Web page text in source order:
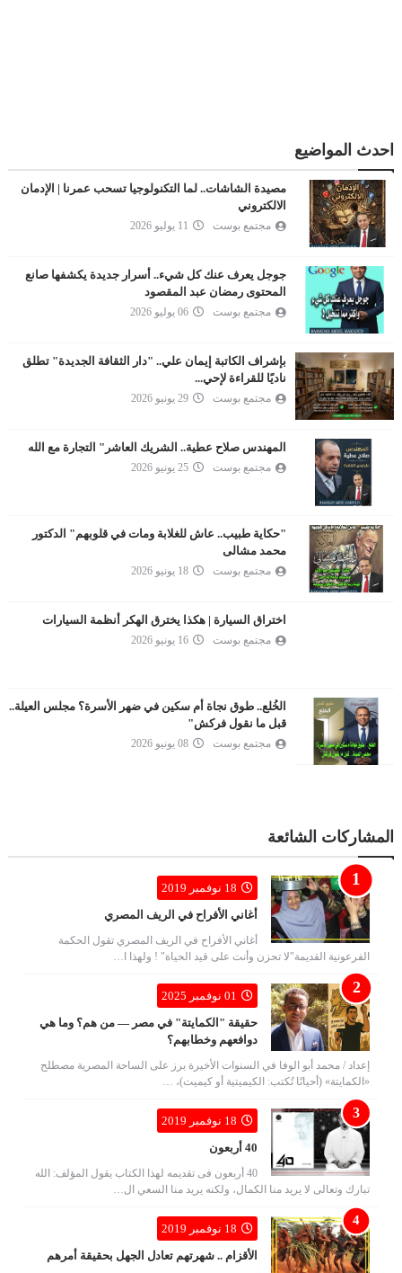
احدث المواضيع
مصيدة الشاشات.. لما التكنولوجيا تسحب عمرنا | الإدمان
الالكتروني
مجتمع بوست 11 يوليو 2026
جوجل يعرف عنك كل شيء.. أسرار جديدة يكشفها صانع
المحتوى رمضان عبد المقصود
مجتمع بوست 06 يوليو 2026
بإشراف الكاتبة إيمان علي.. "دار الثقافة الجديدة" تطلق
ناديًا للقراءة لإحي...
مجتمع بوست 29 يونيو 2026
المهندس صلاح عطية.. الشريك العاشر" التجارة مع الله
مجتمع بوست 25 يونيو 2026
"حكاية طبيب.. عاش للغلابة ومات في قلوبهم" الدكتور
محمد مشالى
مجتمع بوست 18 يونيو 2026
اختراق السيارة | هكذا يخترق الهكر أنظمة السيارات
مجتمع بوست 16 يونيو 2026
الخُلع.. طوق نجاة أم سكين في ضهر الأسرة؟ مجلس العيلة..
قبل ما نقول فركش"
مجتمع بوست 08 يونيو 2026
المشاركات الشائعة
18 نوفمبر 2019
أغاني الأفراح في الريف المصري
أغاني الأفراح في الريف المصري تقول الحكمة
الفرعونية القديمة"لا تحزن وأنت على قيد الحياة" ! ولهذا ا…
01 نوفمبر 2025
حقيقة "الكمايتة" في مصر — من هم؟ وما هي
دوافعهم وخطابهم؟
إعداد / محمد أبو الوفا في السنوات الأخيرة برز على الساحة المصرية مصطلح
«الكمايتة» (أحيانًا تُكتب: الكيميتية أو كيميت)، …
18 نوفمبر 2019
40 أربعون
40 أربعون فى تقديمه لهذا الكتاب يقول المؤلف: الله
تبارك وتعالى لا يريد منا الكمال، ولكنه يريد منا السعي ال…
18 نوفمبر 2019
الأقزام .. شهرتهم تعادل الجهل بحقيقة أمرهم